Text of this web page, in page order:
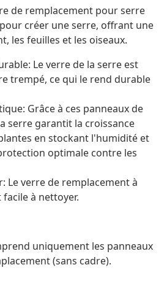
de remplacement pour serre
créer une serre, offrant une
les feuilles et les oiseaux.
Le verre de la serre est
trempé, ce qui le rend durable
Grâce à ces panneaux de
serre garantit la croissance
en stockant l'humidité et
optimale contre les
Le verre de remplacement à
à nettoyer.
uniquement les panneaux
(sans cadre).